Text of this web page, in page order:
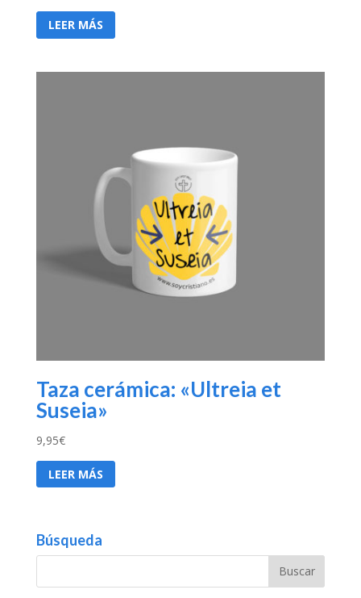
LEER MÁS
Taza cerámica: «Ultreia et
Suseia»
9,95€
LEER MÁS
Búsqueda